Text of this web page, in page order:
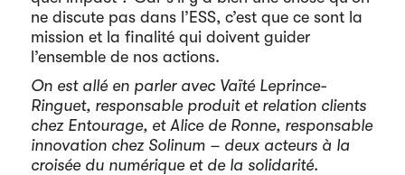
ne discute pas dans l’ESS, c’est que ce sont la
mission et la finalité qui doivent guider
l’ensemble de nos actions.
On est allé en parler avec Vaïté Leprince-
Ringuet, responsable produit et relation clients
chez Entourage, et Alice de Ronne, responsable
innovation chez Solinum – deux acteurs à la
croisée du numérique et de la solidarité.